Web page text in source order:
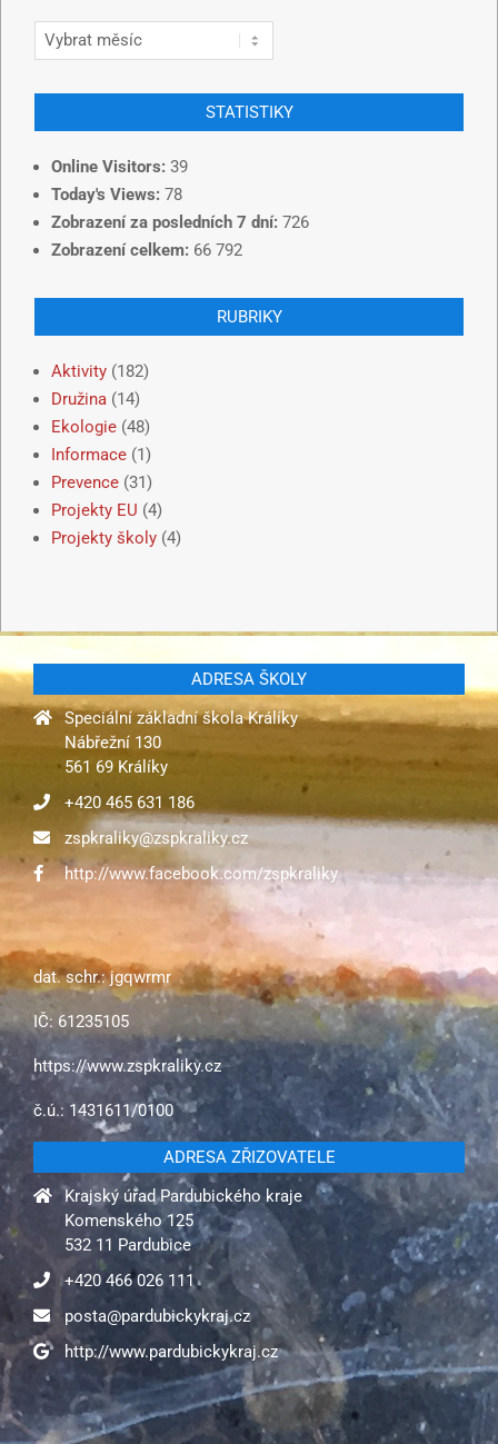
STATISTIKY
Online Visitors: 39
Today's Views: 78
Zobrazení za posledních 7 dní: 726
Zobrazení celkem: 66 792
RUBRIKY
Aktivity (182)
Družina (14)
Ekologie (48)
Informace (1)
Prevence (31)
Projekty EU (4)
Projekty školy (4)
ADRESA ŠKOLY
Speciální základní škola Králíky
Nábřežní 130
561 69 Králíky
+420 465 631 186
zspkraliky@zspkraliky.cz
http://www.facebook.com/zspkraliky
dat. schr.: jgqwrmr
IČ: 61235105
https://www.zspkraliky.cz
č.ú.: 1431611/0100
ADRESA ZŘIZOVATELE
Krajský úřad Pardubického kraje
Komenského 125
532 11 Pardubice
+420 466 026 111
posta@pardubickykraj.cz
http://www.pardubickykraj.cz